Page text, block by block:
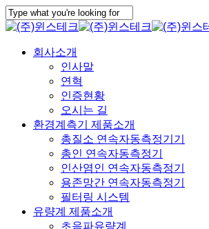
Skip
to
main
content
Close
Menu
회사소개
인사말
연혁
인증현황
오시는 길
환경계측기 제품소개
총질소 연속자동측정기기
총인 연속자동측정기
인산염인 연속자동측정기
용존망간 연속자동측정기
필터링 시스템
유량계 제품소개
초음파유량계